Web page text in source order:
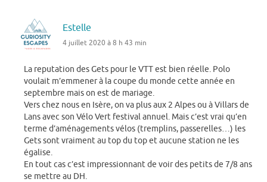
Estelle
4 juillet 2020 à 8 h 43 min
La reputation des Gets pour le VTT est bien réelle. Polo
voulait m’emmener à la coupe du monde cette année en
septembre mais on est de mariage.
Vers chez nous en Isère, on va plus aux 2 Alpes ou à Villars de
Lans avec son Vélo Vert festival annuel. Mais c’est vrai qu’en
terme d’aménagements vélos (tremplins, passerelles…) les
Gets sont vraiment au top du top et aucune station ne les
égalise.
En tout cas c’est impressionnant de voir des petits de 7/8 ans
se mettre au DH.